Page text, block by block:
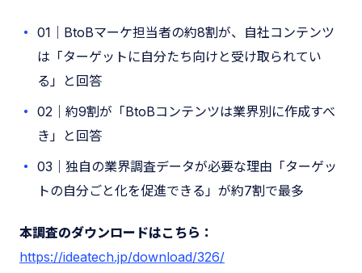
01｜BtoBマーケ担当者の約8割が、自社コンテンツ
は「ターゲットに自分たち向けと受け取られてい
る」と回答
02｜約9割が「BtoBコンテンツは業界別に作成すべ
き」と回答
03｜独自の業界調査データが必要な理由「ターゲッ
トの自分ごと化を促進できる」が約7割で最多
本調査のダウンロードはこちら：
https://ideatech.jp/download/326/